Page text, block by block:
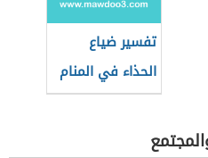
تفسير ضياع
الحذاء في المنام